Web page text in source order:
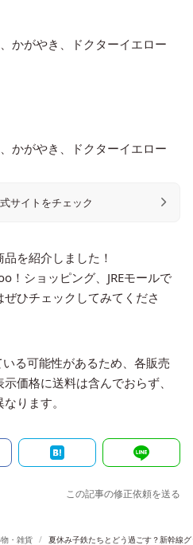
かがやき、ドクターイエロー
かがやき、ドクターイエロー
サイトをチェック
を紹介しました！
！ショッピング、JREモールで
ひチェックしてみてくださ
る可能性があるため、各販売
価格に送料は含んでおらず、
ります。
この記事の修正依頼を送る
・雑貨 夏休み子鉄たちとどう過ごす？新幹線